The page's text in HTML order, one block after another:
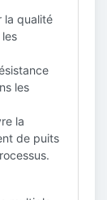
la qualité
les
la
de puits